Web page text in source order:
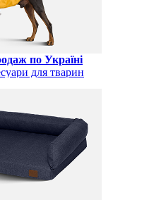
по Україні
для тварин